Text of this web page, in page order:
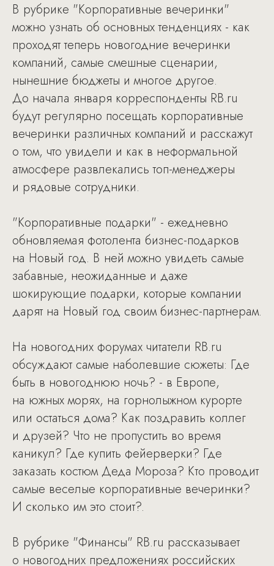
В рубрике "Корпоративные вечеринки"
можно узнать об основных тенденциях - как
проходят теперь новогодние вечеринки
компаний, самые смешные сценарии,
нынешние бюджеты и многое другое.
До начала января корреспонденты RB.ru
будут регулярно посещать корпоративные
вечеринки различных компаний и расскажут
о том, что увидели и как в неформальной
атмосфере развлекались топ-менеджеры
и рядовые сотрудники.
"Корпоративные подарки" - ежедневно
обновляемая фотолента бизнес-подарков
на Новый год. В ней можно увидеть самые
забавные, неожиданные и даже
шокирующие подарки, которые компании
дарят на Новый год своим бизнес-партнерам.
На новогодних форумах читатели RB.ru
обсуждают самые наболевшие сюжеты: Где
быть в новогоднюю ночь? - в Европе,
на южных морях, на горнолыжном курорте
или остаться дома? Как поздравить коллег
и друзей? Что не пропустить во время
каникул? Где купить фейерверки? Где
заказать костюм Деда Мороза? Кто проводит
самые веселые корпоративные вечеринки?
И сколько им это стоит?.
В рубрике "Финансы" RB.ru рассказывает
о новогодних предложениях российских